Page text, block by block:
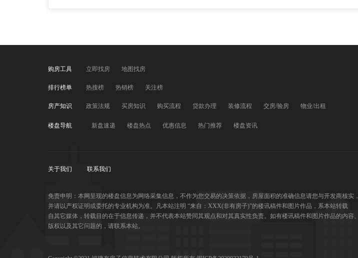
购房工具 立即找房 地图找房
排行榜单 热搜榜 热销榜 关注榜
房产知识 政策法规 买房知识 购买流程 贷款办理 装修流程 交房/验房 物业/出租
楼盘导航 新盘速递 楼盘热点 优惠信息 热门推荐 楼盘资讯
关于我们 联系我们
免责申明：本网呈现的楼盘信息为网络采集信息，不作为您交易的决策依据，房屋面积的准确信息请您与开发商核实，
并请以产权证明或委托的专业机构为准。凡本站注明 “来自：XXX(非有房子)”的楼讯稿件和图片作品，系本站转载
自其它媒体，转载目的在于信息传递，并不代表本站赞同其观点和对其真实性负责。如有楼讯稿件和图片作品的内容、